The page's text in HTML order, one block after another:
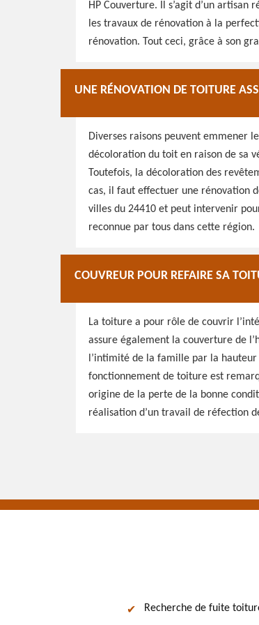
HP Couverture. Il s’agit d’un
les travaux de rénovation à la
rénovation. Tout ceci, grâce à son
UNE RÉNOVATION DE TOITURE
Diverses raisons peuvent emmener
décoloration du toit en raison de sa
Toutefois, la décoloration des
cas, il faut effectuer une rénovation
villes du 24410 et peut intervenir
reconnue par tous dans cette région.
COUVREUR POUR REFAIRE SA
La toiture a pour rôle de couvrir
assure également la couverture de
l’intimité de la famille par la
fonctionnement de toiture est
origine de la perte de la bonne
réalisation d’un travail de réfection
Recherche de fuite